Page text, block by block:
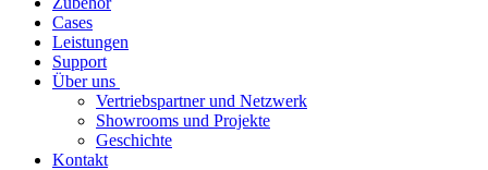
Cases
Leistungen
Support
Über uns
Vertriebspartner und Netzwerk
Showrooms und Projekte
Geschichte
Kontakt